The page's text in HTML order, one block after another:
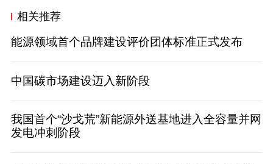
相关推荐
能源领域首个品牌建设评价团体标准正式发布
中国碳市场建设迈入新阶段
我国首个“沙戈荒”新能源外送基地进入全容量并网
发电冲刺阶段